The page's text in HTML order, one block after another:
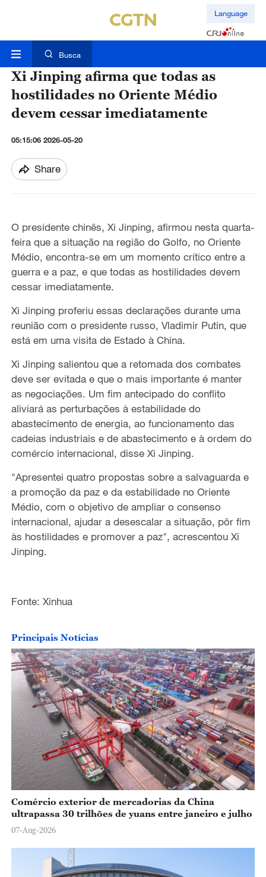
Language
Busca
Xi Jinping afirma que todas as
hostilidades no Oriente Médio
devem cessar imediatamente
05:15:06 2026-05-20
Share
O presidente chinês, Xi Jinping, afirmou nesta quarta-
feira que a situação na região do Golfo, no Oriente
Médio, encontra-se em um momento crítico entre a
guerra e a paz, e que todas as hostilidades devem
cessar imediatamente.
Xi Jinping proferiu essas declarações durante uma
reunião com o presidente russo, Vladimir Putin, que
está em uma visita de Estado à China.
Xi Jinping salientou que a retomada dos combates
deve ser evitada e que o mais importante é manter
as negociações. Um fim antecipado do conflito
aliviará as perturbações à estabilidade do
abastecimento de energia, ao funcionamento das
cadeias industriais e de abastecimento e à ordem do
comércio internacional, disse Xi Jinping.
"Apresentei quatro propostas sobre a salvaguarda e
a promoção da paz e da estabilidade no Oriente
Médio, com o objetivo de ampliar o consenso
internacional, ajudar a desescalar a situação, pôr fim
às hostilidades e promover a paz", acrescentou Xi
Jinping.
Fonte: Xinhua
Principais Notícias
Comércio exterior de mercadorias da China
ultrapassa 30 trilhões de yuans entre janeiro e julho
07-Aug-2026